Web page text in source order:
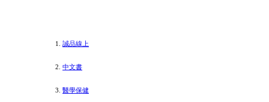
誠品線上
中文書
醫學保健